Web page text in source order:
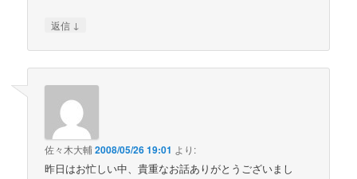
返信 ↓
佐々木大輔2008/05/26 19:01 より:
昨日はお忙しい中、貴重なお話ありがとうございまし